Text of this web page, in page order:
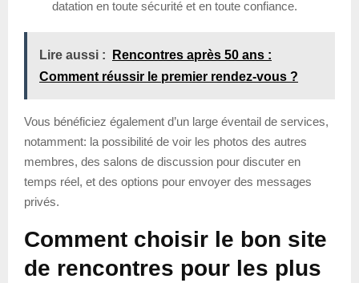
datation en toute sécurité et en toute confiance.
Lire aussi :
Rencontres après 50 ans :
Comment réussir le premier rendez-vous ?
Vous bénéficiez également d’un large éventail de services,
notamment: la possibilité de voir les photos des autres
membres, des salons de discussion pour discuter en
temps réel, et des options pour envoyer des messages
privés.
Comment choisir le bon site
de rencontres pour les plus